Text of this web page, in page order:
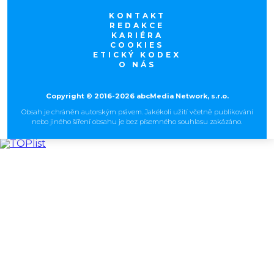
KONTAKT
REDAKCE
KARIÉRA
COOKIES
ETICKÝ KODEX
O NÁS
Copyright © 2016-2026 abcMedia Network, s.r.o.
Obsah je chráněn autorským právem. Jakékoli užití včetně publikování
nebo jiného šíření obsahu je bez písemného souhlasu zakázáno.